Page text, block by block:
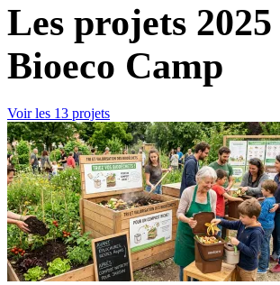
Les projets
Bioeco Camp
Voir les 13 projets